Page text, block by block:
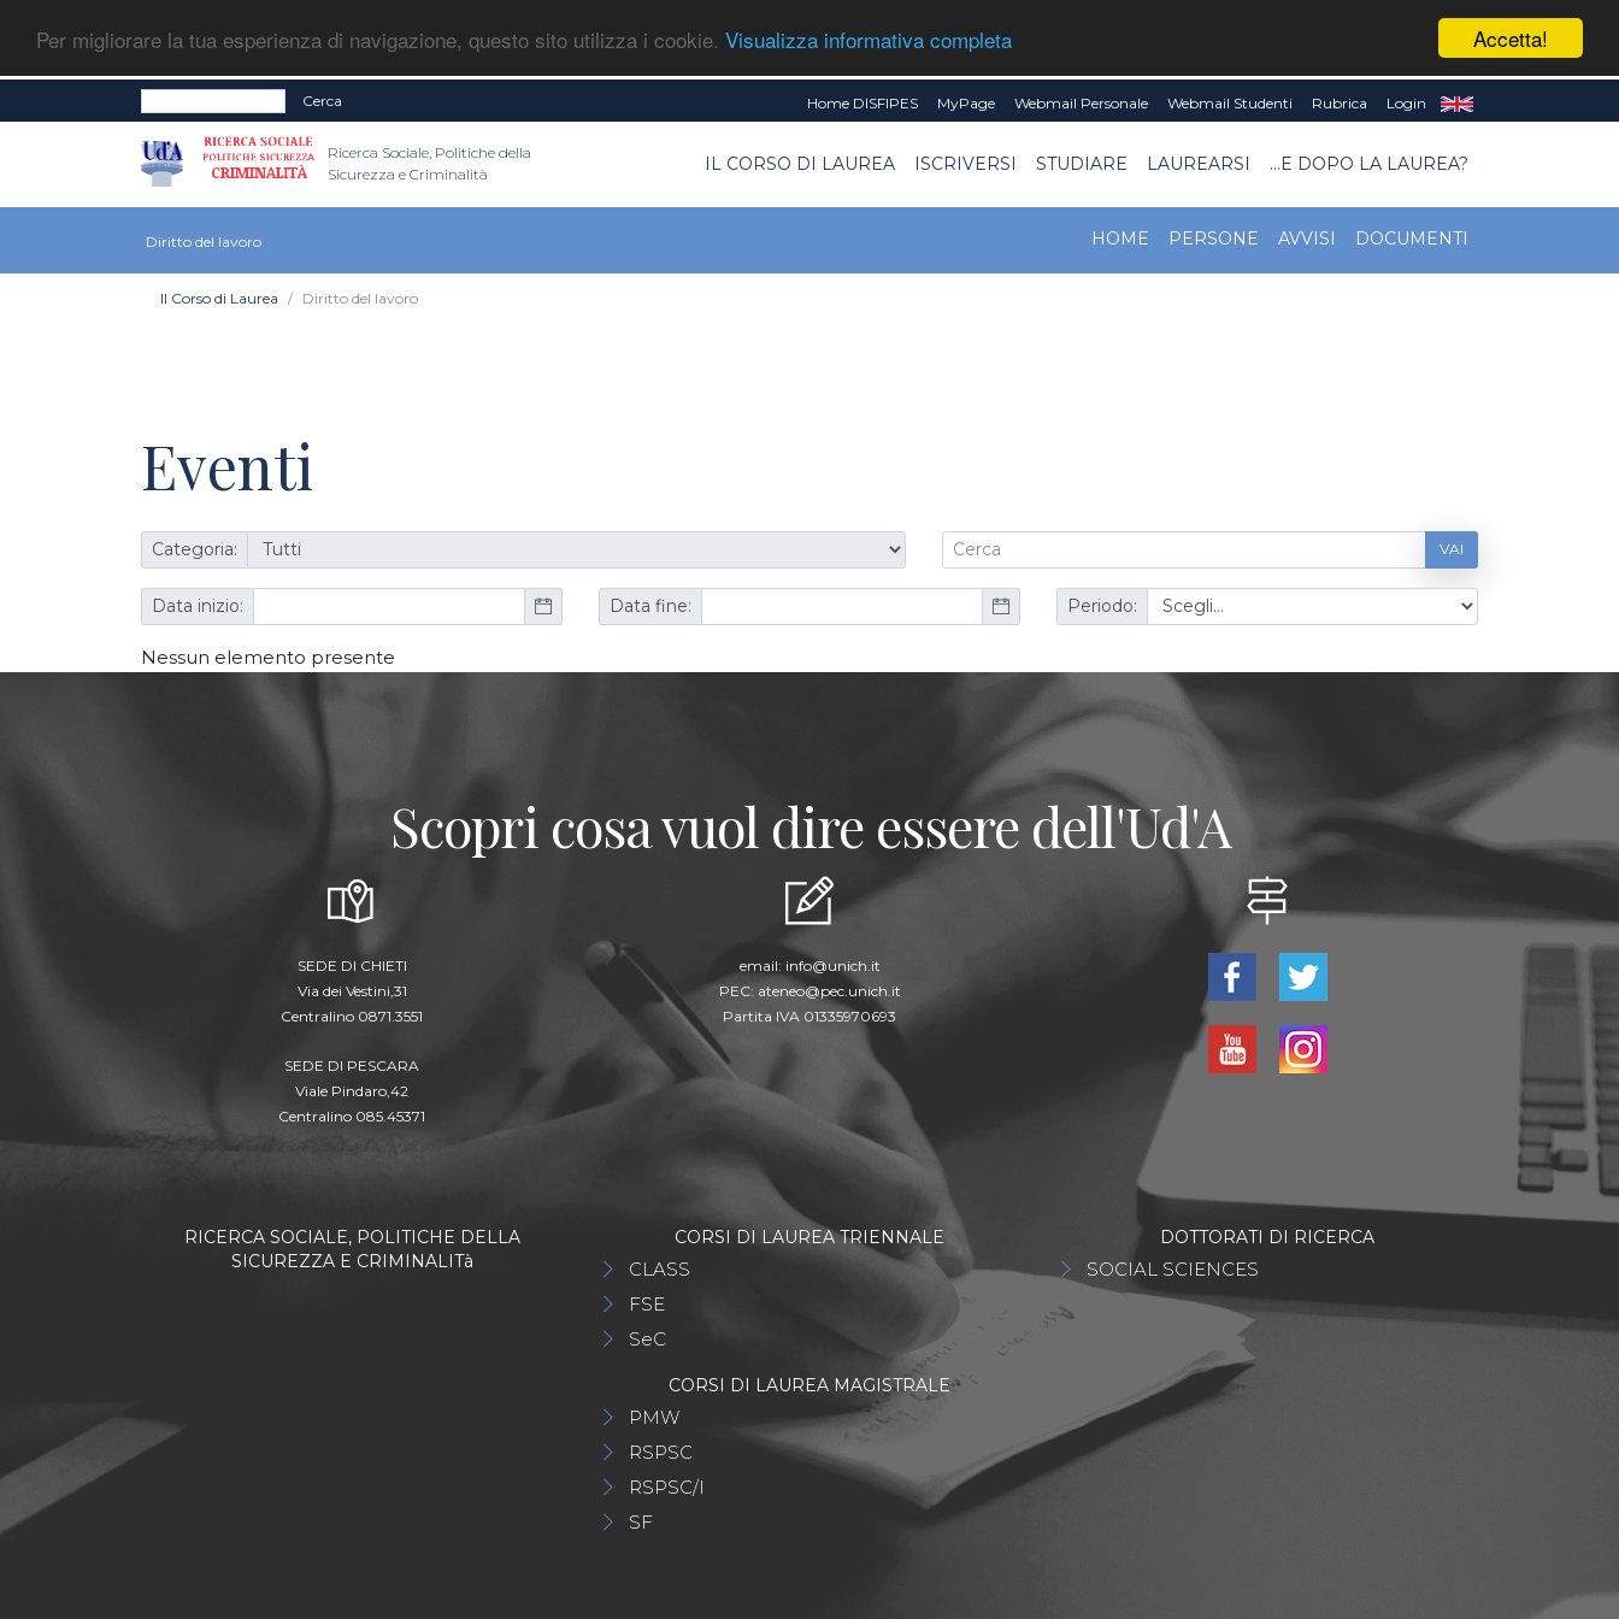
Accetta!
Per migliorare la tua esperienza di navigazione, questo sito utilizza i cookie. Visualizza informativa completa
Cerca Home DISFIPES MyPage Webmail Personale Webmail Studenti Rubrica Login
Ricerca Sociale, Politiche della
Sicurezza e Criminalità
IL CORSO DI LAUREA ISCRIVERSI STUDIARE LAUREARSI ...E DOPO LA LAUREA?
Diritto del lavoro HOME PERSONE AVVISI DOCUMENTI
Il Corso di Laurea Diritto del lavoro
Eventi
Categoria: VAI
Data inizio: Data fine: Periodo:
Nessun elemento presente
Scopri cosa vuol dire essere dell'Ud'A
SEDE DI CHIETI
Via dei Vestini,31
Centralino 0871.3551
SEDE DI PESCARA
Viale Pindaro,42
Centralino 085.45371
email: info@unich.it
PEC: ateneo@pec.unich.it
Partita IVA 01335970693
RICERCA SOCIALE, POLITICHE DELLA
SICUREZZA E CRIMINALITà
CORSI DI LAUREA TRIENNALE
CLASS
FSE
SeC
CORSI DI LAUREA MAGISTRALE
PMW
RSPSC
RSPSC/I
SF
DOTTORATI DI RICERCA
SOCIAL SCIENCES